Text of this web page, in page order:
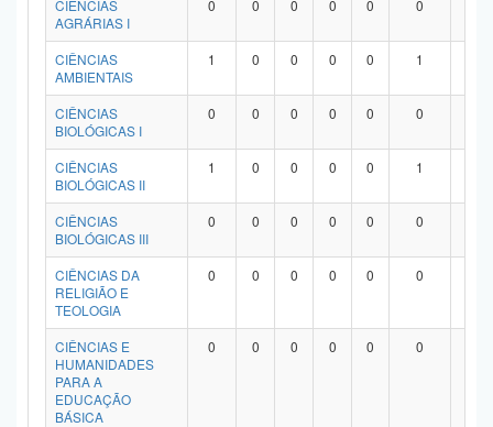
CIÊNCIAS
AGRÁRIAS I
0 0 0 0 0 0
CIÊNCIAS
AMBIENTAIS
1 0 0 0 0 1
CIÊNCIAS
BIOLÓGICAS I
0 0 0 0 0 0
CIÊNCIAS
BIOLÓGICAS II
1 0 0 0 0 1
CIÊNCIAS
BIOLÓGICAS III
0 0 0 0 0 0
CIÊNCIAS DA
RELIGIÃO E
TEOLOGIA
0 0 0 0 0 0
CIÊNCIAS E
HUMANIDADES
PARA A
EDUCAÇÃO
BÁSICA
0 0 0 0 0 0